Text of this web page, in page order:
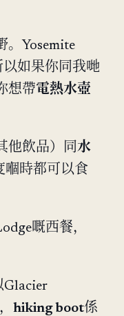
。Yosemite
如果你同我哋
想帶電熱水壺
他飲品）同 水
嗰時都可以食
嘅西餐，
Glacier
hiking boot係